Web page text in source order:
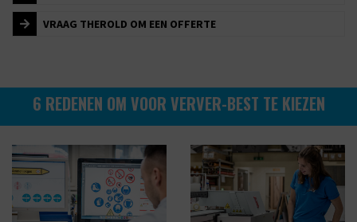
VRAAG THEROLD OM EEN OFFERTE
6 REDENEN OM VOOR VERVER-BEST TE KIEZEN